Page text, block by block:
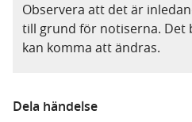
Observera att det är
till grund för notiserna. Det
kan komma att ändras.
Dela händelse